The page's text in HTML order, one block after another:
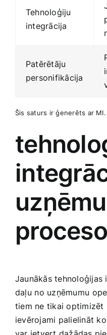
Tehnoloģiju
integrācija
Patērētāju⁤
personifikācija
Šis saturs ir ģenerēts ar MI.
Jaunākās tehnoloģijas
daļu⁢ no uzņēmumu⁣
tiem ​ne tikai optimizēt
ievērojami palielināt